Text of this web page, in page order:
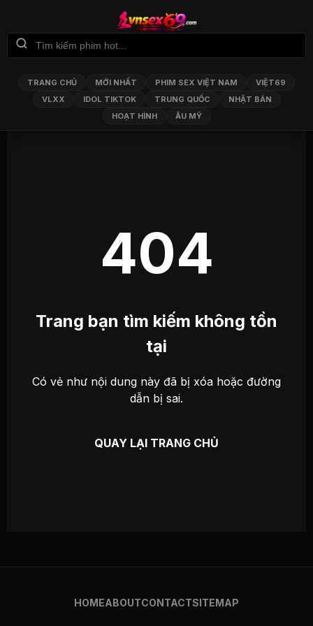
TRANG CHỦ MỚI NHẤT PHIM SEX VIỆT NAM
VIỆT69
VLXX
IDOL TIKTOK TRUNG QUỐC
NHẬT BẢN
HOẠT HÌNH
ÂU MỸ
404
Trang bạn tìm kiếm không tồn
tại
Có vẻ như nội dung này đã bị xóa hoặc đường
dẫn bị sai.
QUAY LẠI TRANG CHỦ
HOMEABOUTCONTACTSITEMAP